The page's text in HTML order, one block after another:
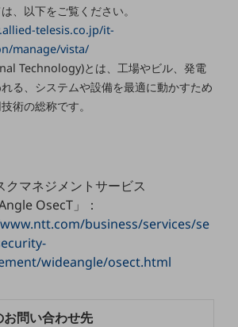
、以下をご覧ください。
telesis.co.jp/it-
manage/vista/
Technology)とは、工場やビル、発電
る、システムや設備を最適に動かすため
術の総称です。
クマネジメントサービス
OsecT」：
business/services/se
wideangle/osect.html
問い合わせ先